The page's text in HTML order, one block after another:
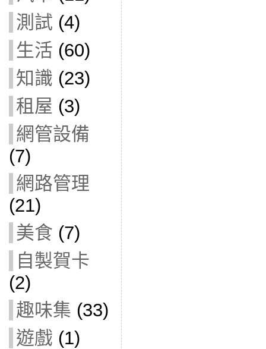
測試 (4)
生活 (60)
知識 (23)
租屋 (3)
網管設備
(7)
網路管理
(21)
美食 (7)
自製賀卡
(2)
趣味集 (33)
遊戲 (1)